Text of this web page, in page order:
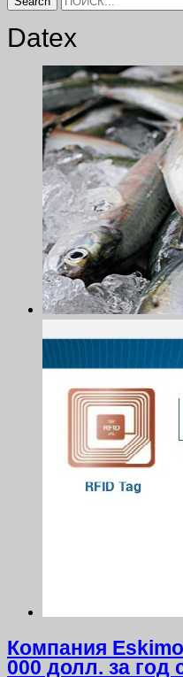
Datex
Компания
000 долл. за год